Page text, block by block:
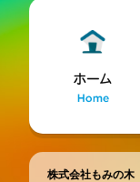
株式会社もみの木